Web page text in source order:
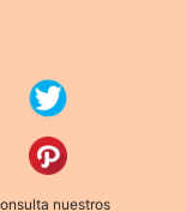
nuestros